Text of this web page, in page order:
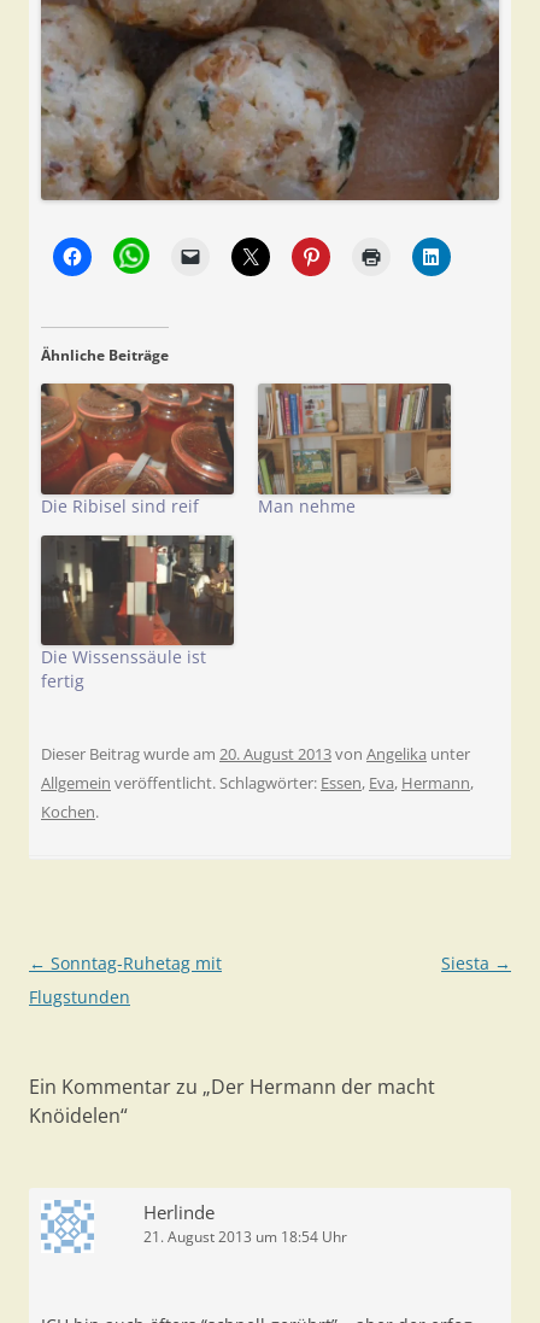
Ähnliche Beiträge
Die Ribisel sind reif Man nehme
Die Wissenssäule ist
fertig
Dieser Beitrag wurde am 20. August 2013von Angelika unter
Allgemein veröffentlicht. Schlagwörter: Essen, Eva, Hermann,
Kochen.
Beitragsnavigation
← Sonntag-Ruhetag mit
Flugstunden
Siesta →
Ein Kommentar zu „Der Hermann der macht
Knöidelen“
Herlinde
21. August 2013 um 18:54 Uhr